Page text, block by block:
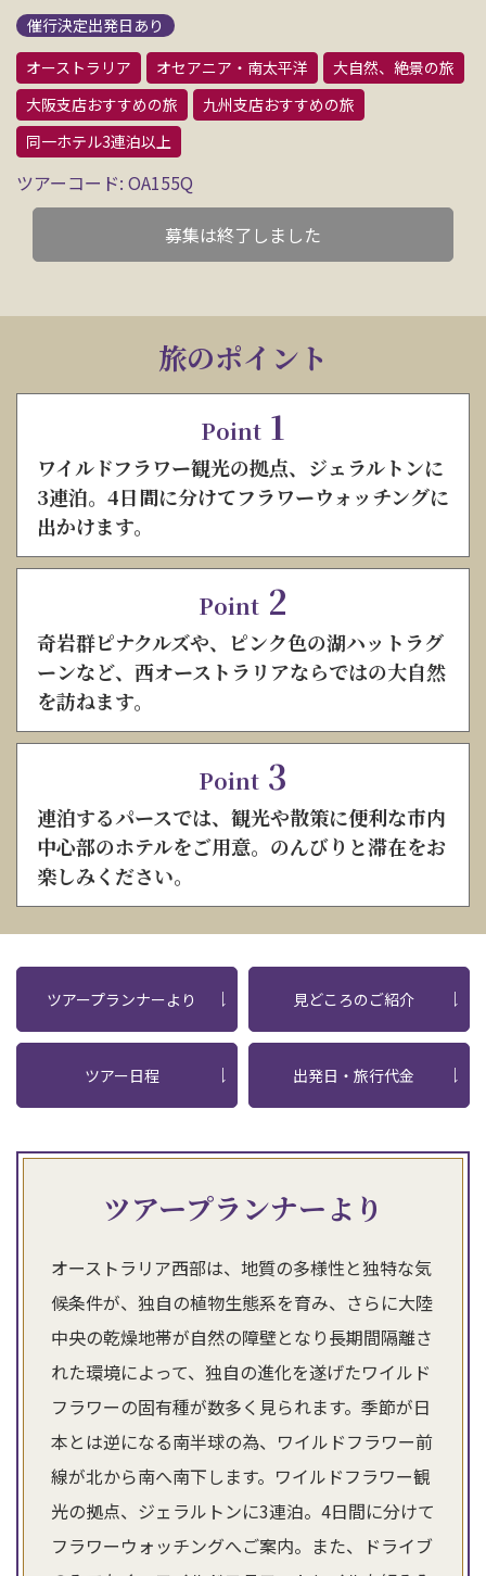
催行決定出発日あり
オーストラリア
オセアニア・南太平洋
大自然、絶景の旅
大阪支店おすすめの旅
九州支店おすすめの旅
同一ホテル3連泊以上
ツアーコード: OA155Q
募集は終了しました
旅のポイント
Point 1
ワイルドフラワー観光の拠点、ジェラルトンに
3連泊。4日間に分けてフラワーウォッチングに
出かけます。
Point 2
奇岩群ピナクルズや、ピンク色の湖ハットラグ
ーンなど、西オーストラリアならではの大自然
を訪ねます。
Point 3
連泊するパースでは、観光や散策に便利な市内
中心部のホテルをご用意。のんびりと滞在をお
楽しみください。
ツアープランナーより 見どころのご紹介
ツアー日程 出発日・旅行代金
ツアープランナーより
オーストラリア西部は、地質の多様性と独特な気
候条件が、独自の植物生態系を育み、さらに大陸
中央の乾燥地帯が自然の障壁となり長期間隔離さ
れた環境によって、独自の進化を遂げたワイルド
フラワーの固有種が数多く見られます。季節が日
本とは逆になる南半球の為、ワイルドフラワー前
線が北から南へ南下します。ワイルドフラワー観
光の拠点、ジェラルトンに3連泊。4日間に分けて
フラワーウォッチングへご案内。また、ドライブ